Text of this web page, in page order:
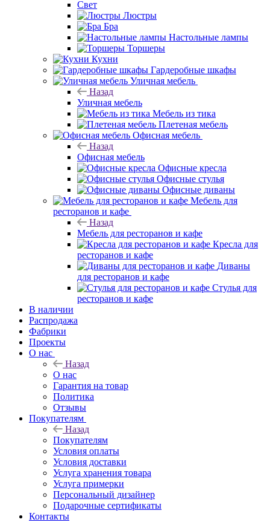
Свет
Люстры
Бра
Настольные лампы
Торшеры
Кухни
Гардеробные шкафы
Уличная мебель
Назад
Уличная мебель
Мебель из тика
Плетеная мебель
Офисная мебель
Назад
Офисная мебель
Офисные кресла
Офисные стулья
Офисные диваны
Мебель для
ресторанов и кафе
Назад
Мебель для ресторанов и кафе
Кресла для
ресторанов и кафе
Диваны
для ресторанов и кафе
Стулья для
ресторанов и кафе
В наличии
Распродажа
Фабрики
Проекты
О нас
Назад
О нас
Гарантия на товар
Политика
Отзывы
Покупателям
Назад
Покупателям
Условия оплаты
Условия доставки
Услуга хранения товара
Услуга примерки
Персональный дизайнер
Подарочные сертификаты
Контакты